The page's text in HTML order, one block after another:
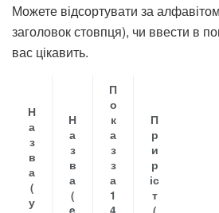
Можете відсортувати за алфавітом
заголовок стовпця), чи ввести в
вас цікавить.
Н
а
з
в
а
(
у
Н
а
з
в
а
(
П
о
к
а
з
з
а
1
П
р
и
р
іс
т